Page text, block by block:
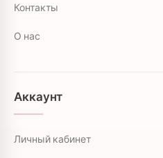
Контакты
О нас
Аккаунт
Личный кабинет